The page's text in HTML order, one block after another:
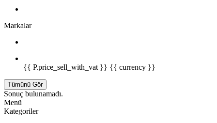
Markalar
{{ P.price_sell_with_vat }} {{ currency }}
Tümünü Gör
Sonuç bulunamadı.
Menü
Kategoriler